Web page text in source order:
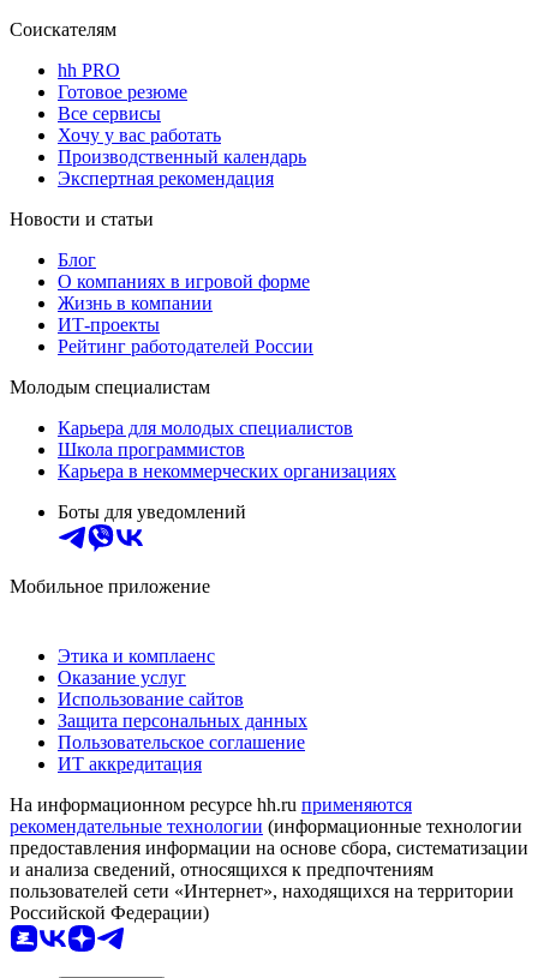
Соискателям
hh PRO
Готовое резюме
Все сервисы
Хочу у вас работать
Производственный календарь
Экспертная рекомендация
Новости и статьи
Блог
О компаниях в игровой форме
Жизнь в компании
ИТ-проекты
Рейтинг работодателей России
Молодым специалистам
Карьера для молодых специалистов
Школа программистов
Карьера в некоммерческих организациях
Боты для уведомлений
Мобильное приложение
Этика и комплаенс
Оказание услуг
Использование сайтов
Защита персональных данных
Пользовательское соглашение
ИТ аккредитация
На информационном ресурсе hh.ru применяются
рекомендательные технологии (информационные технологии
предоставления информации на основе сбора, систематизации
и анализа сведений, относящихся к предпочтениям
пользователей сети «Интернет», находящихся на территории
Российской Федерации)